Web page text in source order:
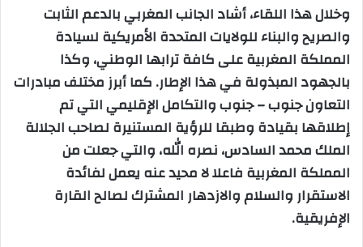
وخلال هذا اللقاء، أشاد الجانب المغربي بالدعم الثابت
والصريح والبناء للولايات المتحدة الأمريكية لسيادة
المملكة المغربية على كافة ترابها الوطني، وكذا
بالجهود المبذولة في هذا الإطار. كما أبرز مختلف مبادرات
التعاون جنوب – جنوب والتكامل الإقليمي التي تم
إطلاقها بقيادة وطبقا للرؤية المستنيرة لصاحب الجلالة
الملك محمد السادس، نصره الله، والتي جعلت من
المملكة المغربية فاعلا لا محيد عنه يعمل لفائدة
الاستقرار والسلام والازدهار المشترك لصالح القارة
الإفريقية.